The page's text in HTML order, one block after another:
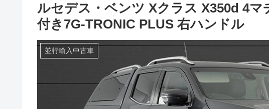
ルセデス・ベンツ Xクラス X350d 4マ
付き7G-TRONIC PLUS 右ハンドル
並行輸入中古車